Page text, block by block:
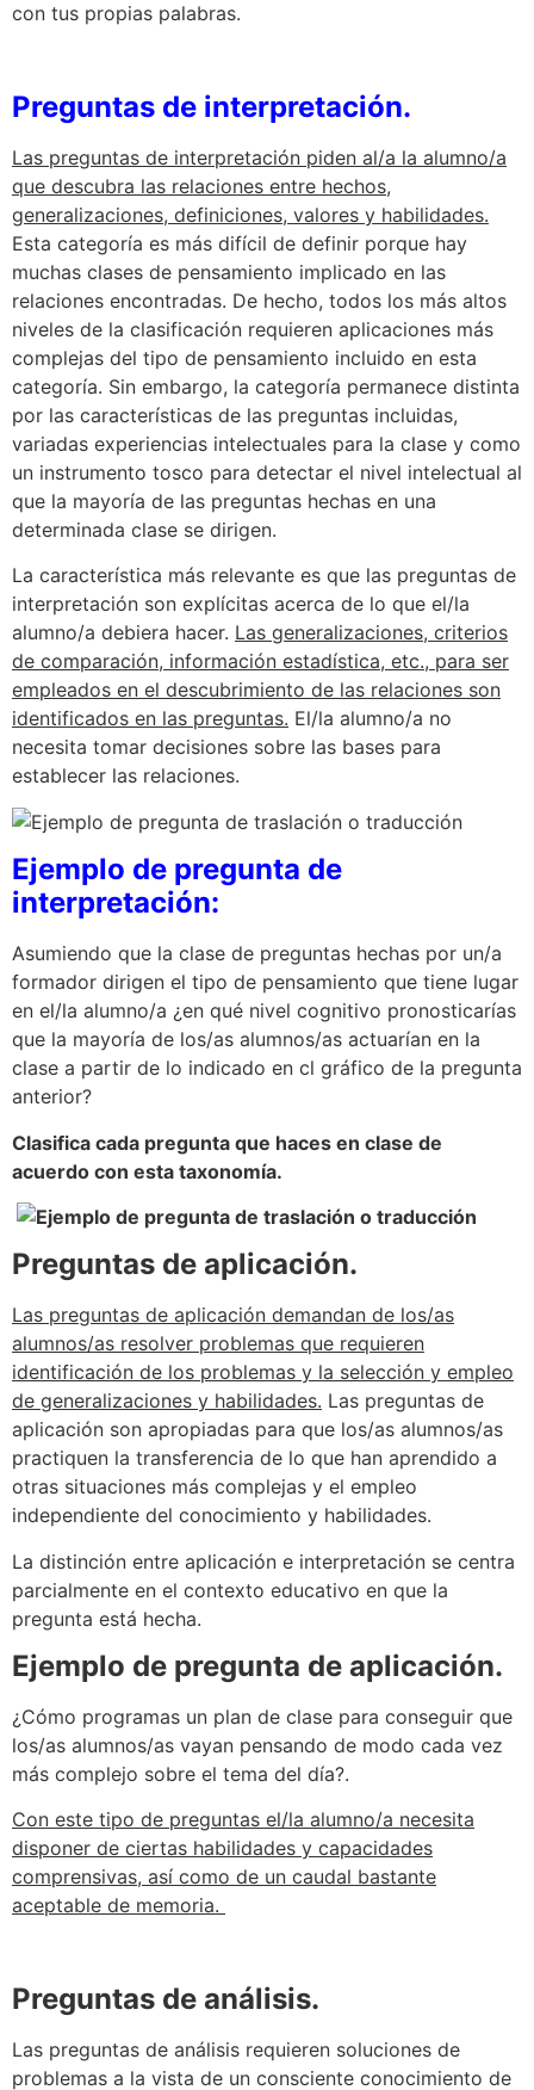
con tus propias palabras.
Preguntas de interpretación.
Las preguntas de interpretación piden al/a la alumno/a
que descubra las relaciones entre hechos,
generalizaciones, definiciones, valores y habilidades.
Esta categoría es más difícil de definir porque hay
muchas clases de pensamiento implicado en las
relaciones encontradas. De hecho, todos los más altos
niveles de la clasificación requieren aplicaciones más
complejas del tipo de pensamiento incluido en esta
categoría. Sin embargo, la categoría permanece distinta
por las características de las preguntas incluidas,
variadas experiencias intelectuales para la clase y como
un instrumento tosco para detectar el nivel intelectual al
que la mayoría de las preguntas hechas en una
determinada clase se dirigen.
La característica más relevante es que las preguntas de
interpretación son explícitas acerca de lo que el/la
alumno/a debiera hacer. Las generalizaciones, criterios
de comparación, información estadística, etc., para ser
empleados en el descubrimiento de las relaciones son
identificados en las preguntas. El/la alumno/a no
necesita tomar decisiones sobre las bases para
establecer las relaciones.
Ejemplo de pregunta de
interpretación:
Asumiendo que la clase de preguntas hechas por un/a
formador dirigen el tipo de pensamiento que tiene lugar
en el/la alumno/a ¿en qué nivel cognitivo pronosticarías
que la mayoría de los/as alumnos/as actuarían en la
clase a partir de lo indicado en cl gráfico de la pregunta
anterior?
Clasifica cada pregunta que haces en clase de
acuerdo con esta taxonomía.
Preguntas de aplicación.
Las preguntas de aplicación demandan de los/as
alumnos/as resolver problemas que requieren
identificación de los problemas y la selección y empleo
de generalizaciones y habilidades. Las preguntas de
aplicación son apropiadas para que los/as alumnos/as
practiquen la transferencia de lo que han aprendido a
otras situaciones más complejas y el empleo
independiente del conocimiento y habilidades.
La distinción entre aplicación e interpretación se centra
parcialmente en el contexto educativo en que la
pregunta está hecha.
Ejemplo de pregunta de aplicación.
¿Cómo programas un plan de clase para conseguir que
los/as alumnos/as vayan pensando de modo cada vez
más complejo sobre el tema del día?.
Con este tipo de preguntas el/la alumno/a necesita
disponer de ciertas habilidades y capacidades
comprensivas, así como de un caudal bastante
aceptable de memoria.
Preguntas de análisis.
Las preguntas de análisis requieren soluciones de
problemas a la vista de un consciente conocimiento de